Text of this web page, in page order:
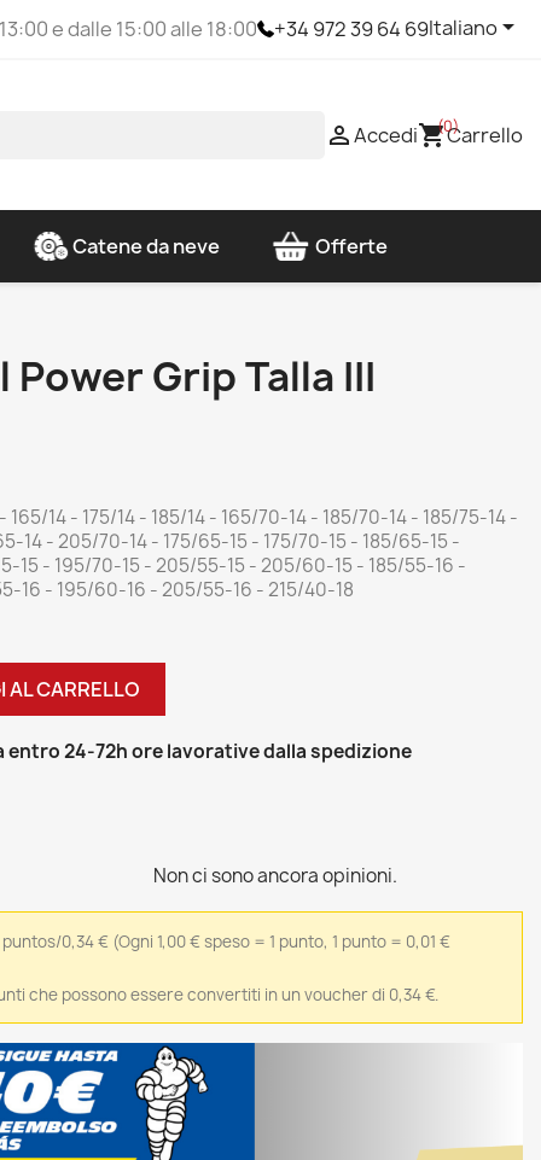
e dalle 15:00 alle 18:00 +34 972 39 64 69Italiano
Accedishopping_cart(0)Carrello
Catene da neve Offerte
Power Grip Talla III
14 - 175/14 - 185/14 - 165/70-14 - 185/70-14 - 185/75-14 -
14 - 205/70-14 - 175/65-15 - 175/70-15 - 185/65-15 -
15 - 195/70-15 - 205/55-15 - 205/60-15 - 185/55-16 -
16 - 195/60-16 - 205/55-16 - 215/40-18
AL CARRELLO
entro 24-72h ore lavorative dalla spedizione
Non ci sono ancora opinioni.
0,34 € (Ogni 1,00 € speso = 1 punto, 1 punto = 0,01 €
che possono essere convertiti in un voucher di 0,34 €.